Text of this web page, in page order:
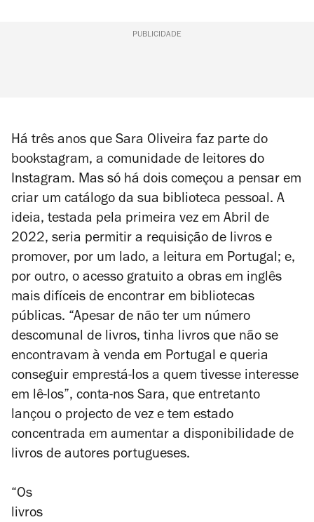
PUBLICIDADE
Há três anos que Sara Oliveira faz parte do
bookstagram, a comunidade de leitores do
Instagram. Mas só há dois começou a pensar em
criar um catálogo da sua biblioteca pessoal. A
ideia, testada pela primeira vez em Abril de
2022, seria permitir a requisição de livros e
promover, por um lado, a leitura em Portugal; e,
por outro, o acesso gratuito a obras em inglês
mais difíceis de encontrar em bibliotecas
públicas. “Apesar de não ter um número
descomunal de livros, tinha livros que não se
encontravam à venda em Portugal e queria
conseguir emprestá-los a quem tivesse interesse
em lê-los”, conta-nos Sara, que entretanto
lançou o projecto de vez e tem estado
concentrada em aumentar a disponibilidade de
livros de autores portugueses.
“Os
livros